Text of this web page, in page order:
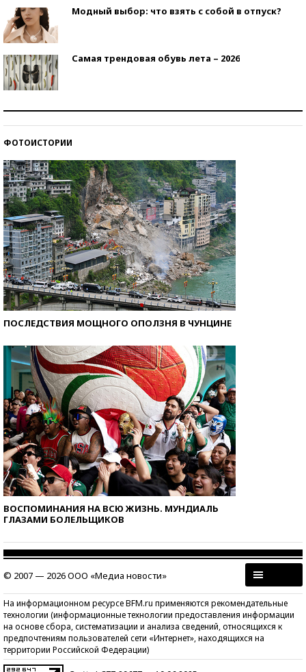
Модный выбор: что взять с собой в отпуск?
Самая трендовая обувь лета – 2026
ФОТОИСТОРИИ
ПОСЛЕДСТВИЯ МОЩНОГО ОПОЛЗНЯ В ЧУНЦИНЕ
ВОСПОМИНАНИЯ НА ВСЮ ЖИЗНЬ. МУНДИАЛЬ
ГЛАЗАМИ БОЛЕЛЬЩИКОВ
© 2007 — 2026 ООО «Медиа новости»
На информационном ресурсе BFM.ru применяются рекомендательные
технологии (информационные технологии предоставления информации
на основе сбора, систематизации и анализа сведений, относящихся к
предпочтениям пользователей сети «Интернет», находящихся на
территории Российской Федерации)